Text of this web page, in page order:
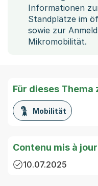
Informationen
Standplätze im
sowie zur
Mikromobilität.
Für dieses Thema
Mobilität
Contenu mis à jour
10.07.2025